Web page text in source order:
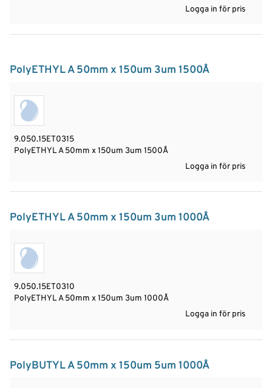
Logga in för pris
PolyETHYL A 50mm x 150um 3um 1500Å
9.050.15ET0315
PolyETHYL A 50mm x 150um 3um 1500Å
Logga in för pris
PolyETHYL A 50mm x 150um 3um 1000Å
9.050.15ET0310
PolyETHYL A 50mm x 150um 3um 1000Å
Logga in för pris
PolyBUTYL A 50mm x 150um 5um 1000Å